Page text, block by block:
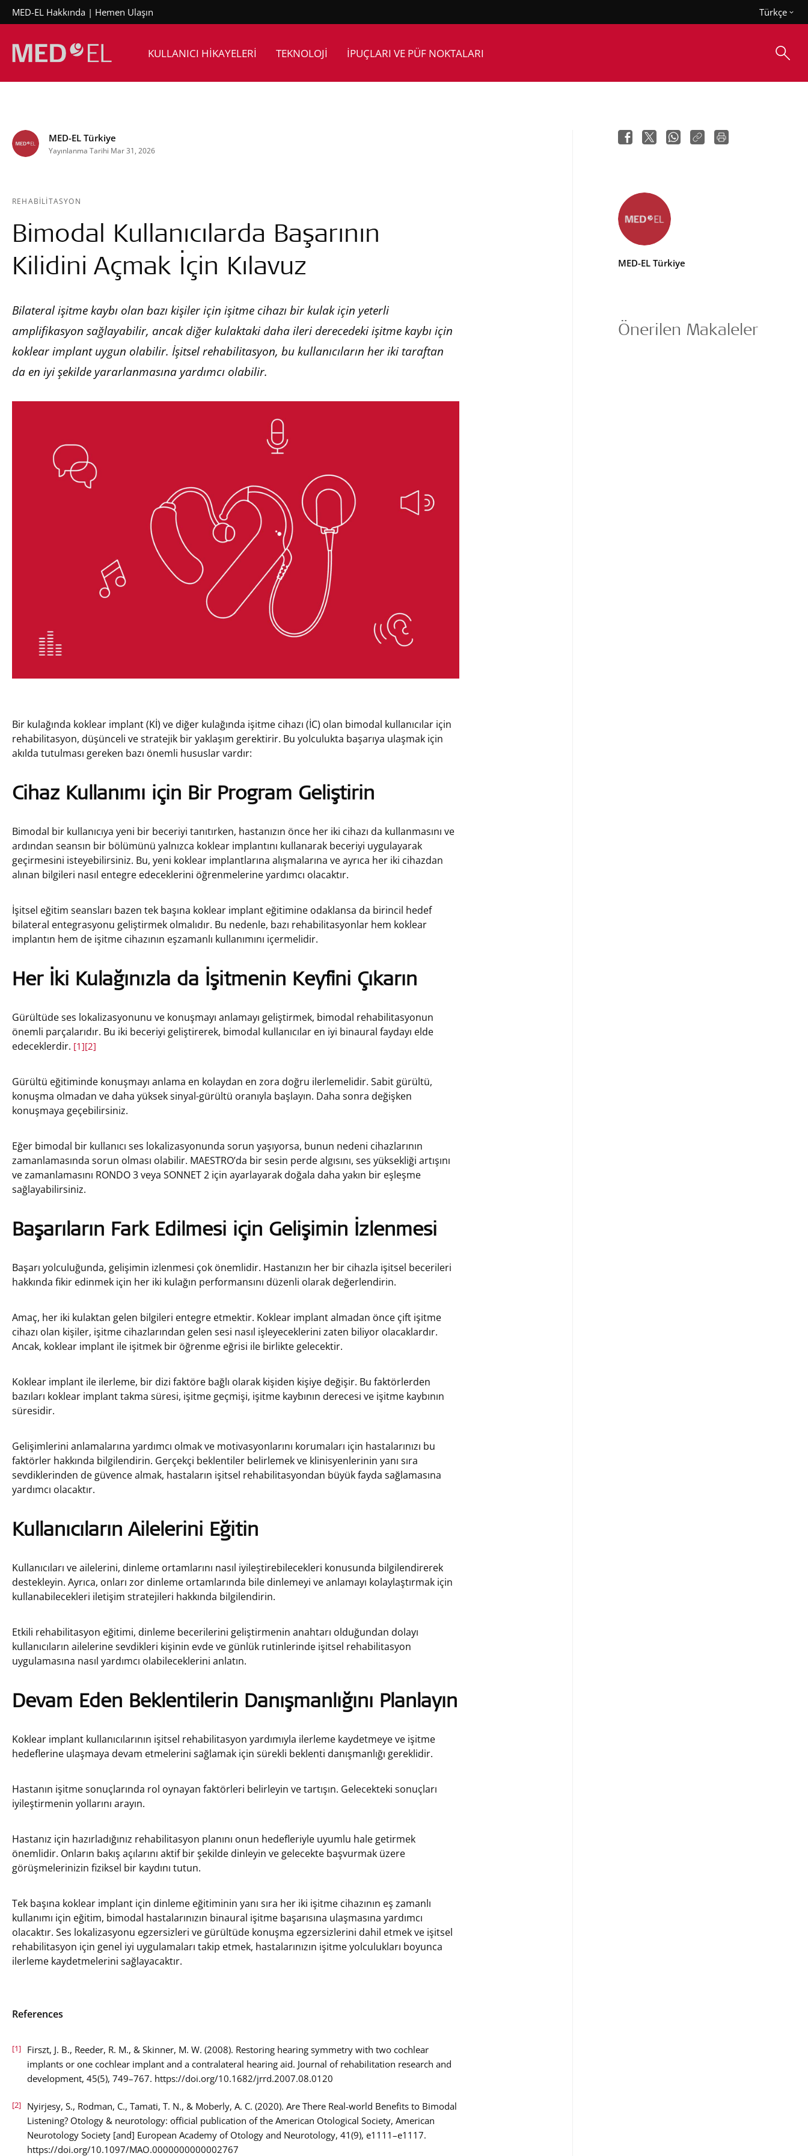
MED-EL Hakkında Hemen Ulaşın Türkçe
KULLANICI HİKAYELERİ TEKNOLOJİ İPUÇLARI VE PÜF NOKTALARI
MED-EL Türkiye
Yayınlanma Tarihi Mar 31, 2026
REHABİLİTASYON
Bimodal Kullanıcılarda Başarının
Kilidini Açmak İçin Kılavuz
Bilateral işitme kaybı olan bazı kişiler için işitme cihazı bir kulak için yeterli
amplifikasyon sağlayabilir, ancak diğer kulaktaki daha ileri derecedeki işitme kaybı için
koklear implant uygun olabilir. İşitsel rehabilitasyon, bu kullanıcıların her iki taraftan
da en iyi şekilde yararlanmasına yardımcı olabilir.
Bir kulağında koklear implant (Kİ) ve diğer kulağında işitme cihazı (İC) olan bimodal kullanıcılar için
rehabilitasyon, düşünceli ve stratejik bir yaklaşım gerektirir. Bu yolculukta başarıya ulaşmak için
akılda tutulması gereken bazı önemli hususlar vardır:
Cihaz Kullanımı için Bir Program Geliştirin
Bimodal bir kullanıcıya yeni bir beceriyi tanıtırken, hastanızın önce her iki cihazı da kullanmasını ve
ardından seansın bir bölümünü yalnızca koklear implantını kullanarak beceriyi uygulayarak
geçirmesini isteyebilirsiniz. Bu, yeni koklear implantlarına alışmalarına ve ayrıca her iki cihazdan
alınan bilgileri nasıl entegre edeceklerini öğrenmelerine yardımcı olacaktır.
İşitsel eğitim seansları bazen tek başına koklear implant eğitimine odaklansa da birincil hedef
bilateral entegrasyonu geliştirmek olmalıdır. Bu nedenle, bazı rehabilitasyonlar hem koklear
implantın hem de işitme cihazının eşzamanlı kullanımını içermelidir.
Her İki Kulağınızla da İşitmenin Keyfini Çıkarın
Gürültüde ses lokalizasyonunu ve konuşmayı anlamayı geliştirmek, bimodal rehabilitasyonun
önemli parçalarıdır. Bu iki beceriyi geliştirerek, bimodal kullanıcılar en iyi binaural faydayı elde
edeceklerdir. [1][2]
Gürültü eğitiminde konuşmayı anlama en kolaydan en zora doğru ilerlemelidir. Sabit gürültü,
konuşma olmadan ve daha yüksek sinyal-gürültü oranıyla başlayın. Daha sonra değişken
konuşmaya geçebilirsiniz.
Eğer bimodal bir kullanıcı ses lokalizasyonunda sorun yaşıyorsa, bunun nedeni cihazlarının
zamanlamasında sorun olması olabilir. MAESTRO’da bir sesin perde algısını, ses yüksekliği artışını
ve zamanlamasını RONDO 3 veya SONNET 2 için ayarlayarak doğala daha yakın bir eşleşme
sağlayabilirsiniz.
Başarıların Fark Edilmesi için Gelişimin İzlenmesi
Başarı yolculuğunda, gelişimin izlenmesi çok önemlidir. Hastanızın her bir cihazla işitsel becerileri
hakkında fikir edinmek için her iki kulağın performansını düzenli olarak değerlendirin.
Amaç, her iki kulaktan gelen bilgileri entegre etmektir. Koklear implant almadan önce çift işitme
cihazı olan kişiler, işitme cihazlarından gelen sesi nasıl işleyeceklerini zaten biliyor olacaklardır.
Ancak, koklear implant ile işitmek bir öğrenme eğrisi ile birlikte gelecektir.
Koklear implant ile ilerleme, bir dizi faktöre bağlı olarak kişiden kişiye değişir. Bu faktörlerden
bazıları koklear implant takma süresi, işitme geçmişi, işitme kaybının derecesi ve işitme kaybının
süresidir.
Gelişimlerini anlamalarına yardımcı olmak ve motivasyonlarını korumaları için hastalarınızı bu
faktörler hakkında bilgilendirin. Gerçekçi beklentiler belirlemek ve klinisyenlerinin yanı sıra
sevdiklerinden de güvence almak, hastaların işitsel rehabilitasyondan büyük fayda sağlamasına
yardımcı olacaktır.
Kullanıcıların Ailelerini Eğitin
Kullanıcıları ve ailelerini, dinleme ortamlarını nasıl iyileştirebilecekleri konusunda bilgilendirerek
destekleyin. Ayrıca, onları zor dinleme ortamlarında bile dinlemeyi ve anlamayı kolaylaştırmak için
kullanabilecekleri iletişim stratejileri hakkında bilgilendirin.
Etkili rehabilitasyon eğitimi, dinleme becerilerini geliştirmenin anahtarı olduğundan dolayı
kullanıcıların ailelerine sevdikleri kişinin evde ve günlük rutinlerinde işitsel rehabilitasyon
uygulamasına nasıl yardımcı olabileceklerini anlatın.
Devam Eden Beklentilerin Danışmanlığını Planlayın
Koklear implant kullanıcılarının işitsel rehabilitasyon yardımıyla ilerleme kaydetmeye ve işitme
hedeflerine ulaşmaya devam etmelerini sağlamak için sürekli beklenti danışmanlığı gereklidir.
Hastanın işitme sonuçlarında rol oynayan faktörleri belirleyin ve tartışın. Gelecekteki sonuçları
iyileştirmenin yollarını arayın.
Hastanız için hazırladığınız rehabilitasyon planını onun hedefleriyle uyumlu hale getirmek
önemlidir. Onların bakış açılarını aktif bir şekilde dinleyin ve gelecekte başvurmak üzere
görüşmelerinizin fiziksel bir kaydını tutun.
Tek başına koklear implant için dinleme eğitiminin yanı sıra her iki işitme cihazının eş zamanlı
kullanımı için eğitim, bimodal hastalarınızın binaural işitme başarısına ulaşmasına yardımcı
olacaktır. Ses lokalizasyonu egzersizleri ve gürültüde konuşma egzersizlerini dahil etmek ve işitsel
rehabilitasyon için genel iyi uygulamaları takip etmek, hastalarınızın işitme yolculukları boyunca
ilerleme kaydetmelerini sağlayacaktır.
References
[1]
Firszt, J. B., Reeder, R. M., & Skinner, M. W. (2008). Restoring hearing symmetry with two cochlear
implants or one cochlear implant and a contralateral hearing aid. Journal of rehabilitation research and
development, 45(5), 749–767. https://doi.org/10.1682/jrrd.2007.08.0120
[2]
Nyirjesy, S., Rodman, C., Tamati, T. N., & Moberly, A. C. (2020). Are There Real-world Benefits to Bimodal
Listening? Otology & neurotology: official publication of the American Otological Society, American
Neurotology Society [and] European Academy of Otology and Neurotology, 41(9), e1111–e1117.
https://doi.org/10.1097/MAO.0000000000002767
MED-EL Türkiye
Önerilen Makaleler